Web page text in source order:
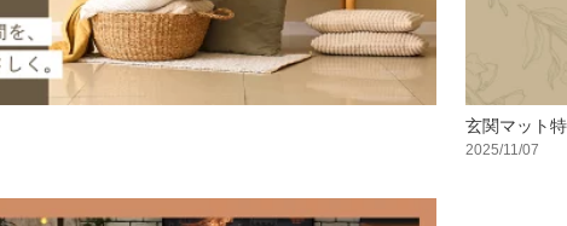
玄関マット
2025/11/07